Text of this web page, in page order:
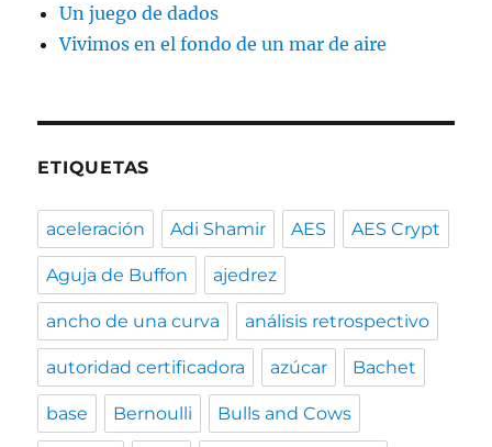
Un juego de dados
Vivimos en el fondo de un mar de aire
ETIQUETAS
aceleración Adi Shamir AES AES Crypt
Aguja de Buffon ajedrez
ancho de una curva análisis retrospectivo
autoridad certificadora azúcar Bachet
base Bernoulli Bulls and Cows